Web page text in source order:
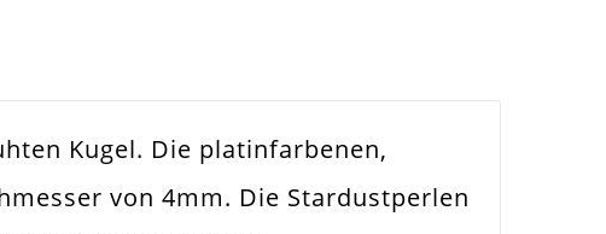
Kugel. Die platinfarbenen,
von 4mm. Die Stardustperlen